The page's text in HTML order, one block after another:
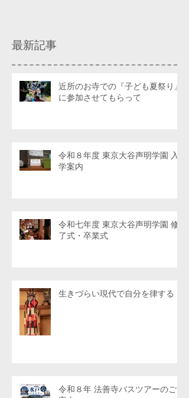
最新記事
近所のお寺での『子ども夏祭り』
に参加させてもらって
令和８年度 東京大谷声明学園 入
学案内
令和七年度 東京大谷声明学園 修
了式・卒業式
生きづらい現代で自分を律する
令和８年 法善寺バスツアーのご